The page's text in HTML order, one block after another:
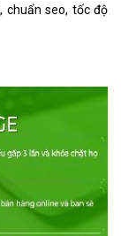
chuẩn seo, tốc độ